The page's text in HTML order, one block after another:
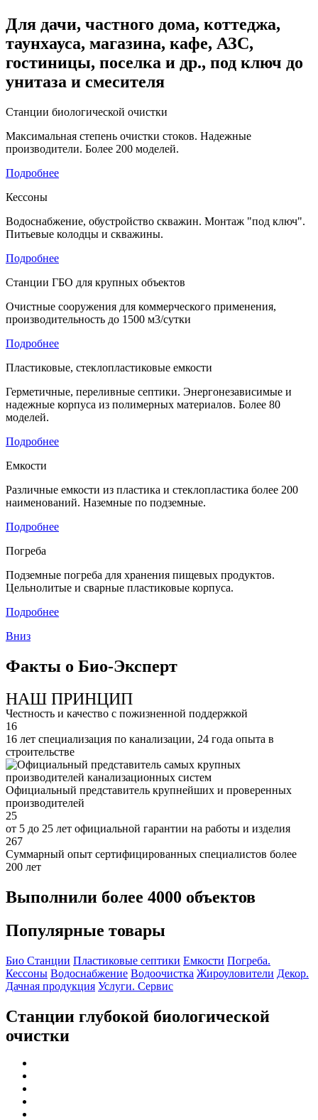
Для дачи, частного дома, коттеджа,
таунхауса, магазина, кафе, АЗС,
гостиницы, поселка и др., под ключ до
унитаза и смесителя
Станции биологической очистки
Максимальная степень очистки стоков. Надежные
производители. Более 200 моделей.
Подробнее
Кессоны
Водоснабжение, обустройство скважин. Монтаж "под ключ".
Питьевые колодцы и скважины.
Подробнее
Станции ГБО для крупных объектов
Очистные сооружения для коммерческого применения,
производительность до 1500 м3/сутки
Подробнее
Пластиковые, стеклопластиковые емкости
Герметичные, переливные септики. Энергонезависимые и
надежные корпуса из полимерных материалов. Более 80
моделей.
Подробнее
Емкости
Различные емкости из пластика и стеклопластика более 200
наименований. Наземные по подземные.
Подробнее
Погреба
Подземные погреба для хранения пищевых продуктов.
Цельнолитые и сварные пластиковые корпуса.
Подробнее
Вниз
Факты о Био-Эксперт
НАШ ПРИНЦИП
Честность и качество с пожизненной поддержкой
16
16 лет специализация по канализации, 24 года опыта в
строительстве
Официальный представитель крупнейших и проверенных
производителей
25
от 5 до 25 лет официальной гарантии на работы и изделия
267
Суммарный опыт сертифицированных специалистов более
200 лет
Выполнили более 4000 объектов
Популярные товары
Био Станции Пластиковые септики Емкости Погреба.
Кессоны Водоснабжение Водоочистка Жироуловители Декор.
Дачная продукция Услуги. Сервис
Станции глубокой биологической
очистки